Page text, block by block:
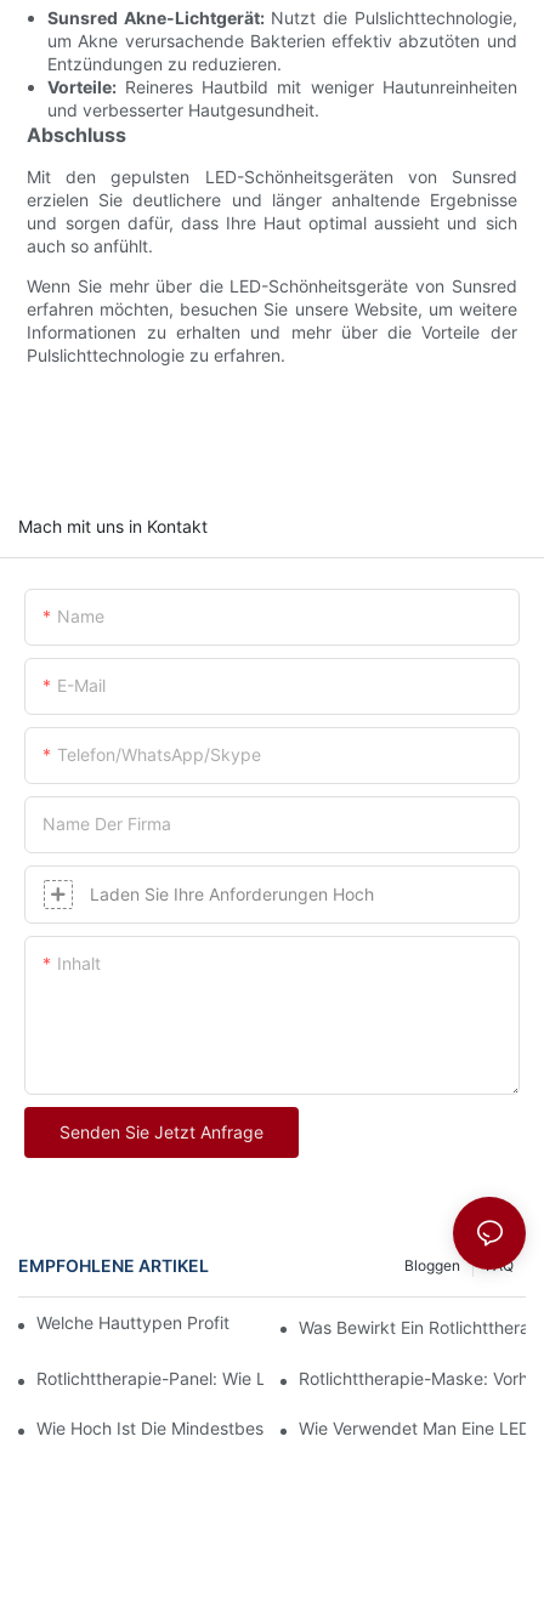
Sunsred Akne-Lichtgerät:Nutzt die Pulslichttechnologie,
um Akne verursachende Bakterien effektiv abzutöten und
Entzündungen zu reduzieren.
Vorteile: Reineres Hautbild mit weniger Hautunreinheiten
und verbesserter Hautgesundheit.
Abschluss
Mit den gepulsten LED-Schönheitsgeräten von Sunsred
erzielen Sie deutlichere und länger anhaltende Ergebnisse
und sorgen dafür, dass Ihre Haut optimal aussieht und sich
auch so anfühlt.
Wenn Sie mehr über die LED-Schönheitsgeräte von Sunsred
erfahren möchten, besuchen Sie unsere Website, um weitere
Informationen zu erhalten und mehr über die Vorteile der
Pulslichttechnologie zu erfahren.
Mach mit uns in Kontakt
Name
E-Mail
Telefon/WhatsApp/Skype
Name Der Firma
Laden Sie Ihre Anforderungen Hoch
Inhalt
Senden Sie Jetzt Anfrage
EMPFOHLENE ARTIKEL FAQ
Bloggen
Welche Hauttypen Profitieren Von Rotlichttherapie?
Was Bewirkt Ein
Rotlichttherapie-Panel: Wie Lange Dauert Es, Bis Ergebnisse
Rotlichttherapie-Maske:
Wie Hoch Ist Die Mindestbestellmenge (MOQ) Für
Wie Verwendet Man Eine